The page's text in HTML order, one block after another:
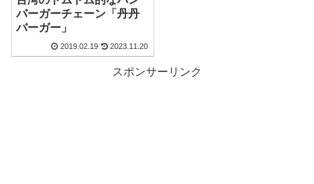
バーガーチェーン「丹丹
バーガー」
2019.02.19 2023.11.20
スポンサーリンク